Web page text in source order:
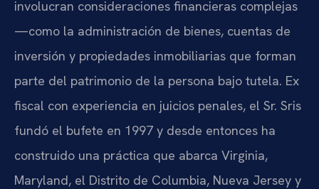
involucran consideraciones financieras complejas
—como la administración de bienes, cuentas de
inversión y propiedades inmobiliarias que forman
parte del patrimonio de la persona bajo tutela. Ex
fiscal con experiencia en juicios penales, el Sr. Sris
fundó el bufete en 1997 y desde entonces ha
construido una práctica que abarca Virginia,
Maryland, el Distrito de Columbia, Nueva Jersey y